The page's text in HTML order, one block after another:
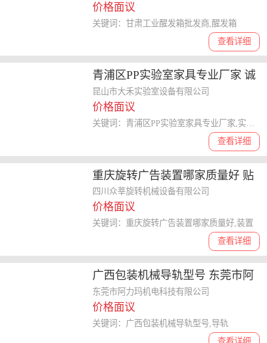
价格面议
查看详细
关键词：甘肃工业醒发箱批发商,醒发箱
青浦区PP实验室家具专业厂家 诚
信经营 昆山市大禾实验室设备供
应
昆山市大禾实验室设备有限公司
价格面议
查看详细
重庆旋转广告装置哪家质量好 贴
心服务 四川众莘旋转机械设备供
应
四川众莘旋转机械设备有限公司
价格面议
查看详细
关键词：重庆旋转广告装置哪家质量好,装置
广西包装机械导轨型号 东莞市阿
力玛机电科技供应
东莞市阿力玛机电科技有限公司
价格面议
查看详细
关键词：广西包装机械导轨型号,导轨